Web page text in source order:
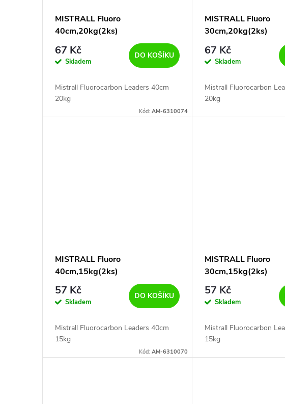
MISTRALL Fluoro
40cm,20kg(2ks)
67 Kč
Skladem
DO KOŠÍKU
Mistrall Fluorocarbon Leaders 40cm
20kg
Kód:AM-6310074
MISTRALL Fluoro
30cm,20kg(2ks)
67 Kč
Skladem
Mistrall Fluorocarbon
20kg
MISTRALL Fluoro
40cm,15kg(2ks)
57 Kč
Skladem
DO KOŠÍKU
Mistrall Fluorocarbon Leaders 40cm
15kg
Kód:AM-6310070
MISTRALL Fluoro
30cm,15kg(2ks)
57 Kč
Skladem
Mistrall Fluorocarbon
15kg